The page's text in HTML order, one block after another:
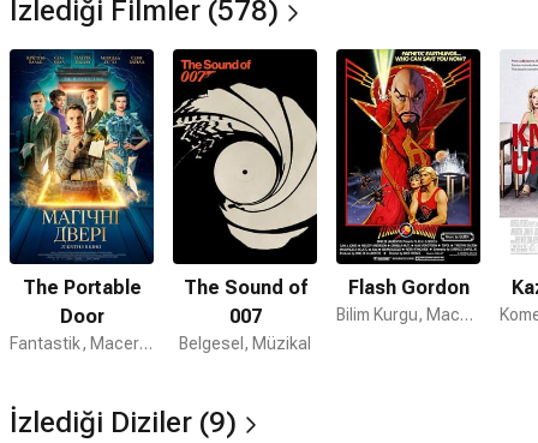
İzlediği Filmler (578)
The Portable
Door
Fantastik, Macera, Komedi
The Sound of
007
Belgesel, Müzikal
Flash Gordon
Bilim Kurgu, Macera, Aksiyon
İzlediği Diziler (9)